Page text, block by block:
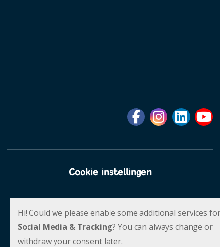
Cookie instellingen
Powered by
Hi! Could we please enable some additional services for
Social Media & Tracking? You can always change or
withdraw your consent later.